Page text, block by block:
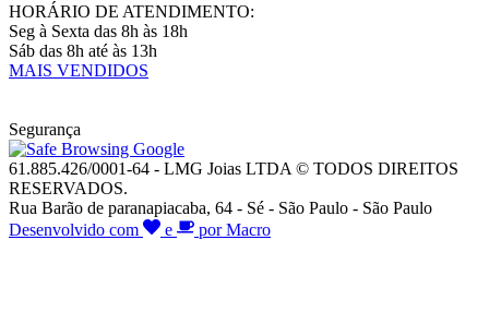
HORÁRIO DE ATENDIMENTO:
Seg à Sexta das 8h às 18h
Sáb das 8h até às 13h
MAIS VENDIDOS
Segurança
61.885.426/0001-64 - LMG Joias LTDA © TODOS DIREITOS
RESERVADOS.
Rua Barão de paranapiacaba, 64 - Sé - São Paulo - São Paulo
Desenvolvido com
e por Macro